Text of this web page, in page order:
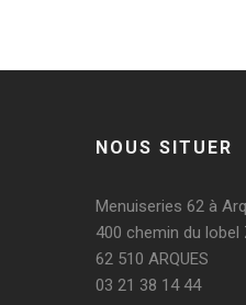
NOUS SITUER
Menuiseries 62 à
400 chemin du lobel
62 510 ARQUES
03 21 38 14 44